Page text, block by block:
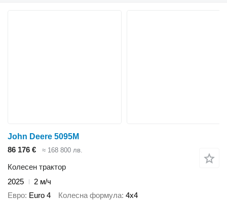
John Deere 5095M
86 176 €
≈ 168 800 лв.
Колесен трактор
2025
2 м/ч
Евро Euro 4 Колесна формула 4x4